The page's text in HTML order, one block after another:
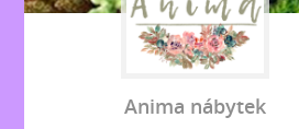
Anima nábytek